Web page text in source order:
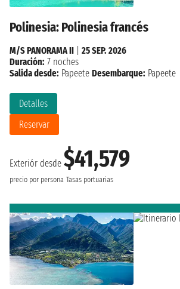
Polinesia: Polinesia francés
Exteriór desde $41,579
precio por persona Tasas portuarias
Detalles
Reservar
M/S PANORAMA II
25 SEP. 2026
Duración: 7 noches
Salida desde: Papeete Desembarque: Papeete